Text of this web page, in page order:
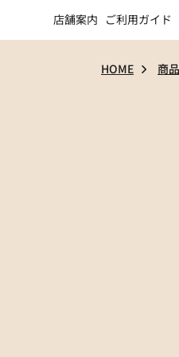
店舗案内 ご利用ガイド
HOME 商